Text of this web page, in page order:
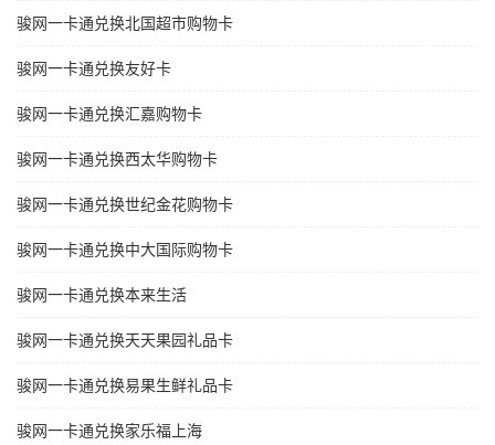
骏网一卡通兑换北国超市购物卡
骏网一卡通兑换友好卡
骏网一卡通兑换汇嘉购物卡
骏网一卡通兑换西太华购物卡
骏网一卡通兑换世纪金花购物卡
骏网一卡通兑换中大国际购物卡
骏网一卡通兑换本来生活
骏网一卡通兑换天天果园礼品卡
骏网一卡通兑换易果生鲜礼品卡
骏网一卡通兑换家乐福上海